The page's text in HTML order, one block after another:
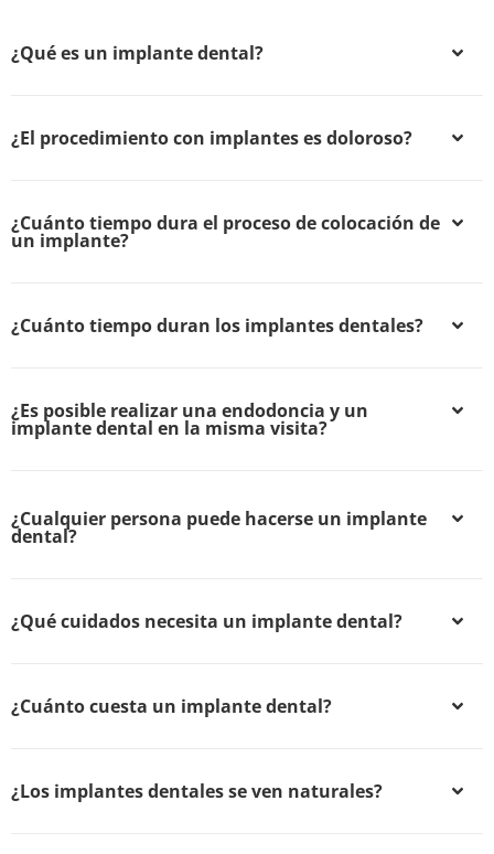
¿Qué es un implante dental?
¿El procedimiento con implantes es doloroso?
¿Cuánto tiempo dura el proceso de colocación de
un implante?
¿Cuánto tiempo duran los implantes dentales?
¿Es posible realizar una endodoncia y un
implante dental en la misma visita?
¿Cualquier persona puede hacerse un implante
dental?
¿Qué cuidados necesita un implante dental?
¿Cuánto cuesta un implante dental?
¿Los implantes dentales se ven naturales?